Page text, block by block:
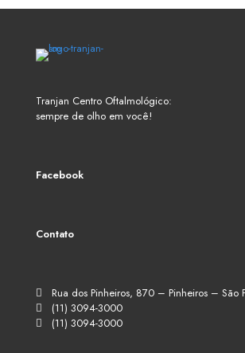
Tranjan Centro Oftalmológico:
sempre de olho em você!
Facebook
Contato
Rua dos Pinheiros, 870 – Pinheiros – São
(11) 3094-3000
(11) 3094-3000